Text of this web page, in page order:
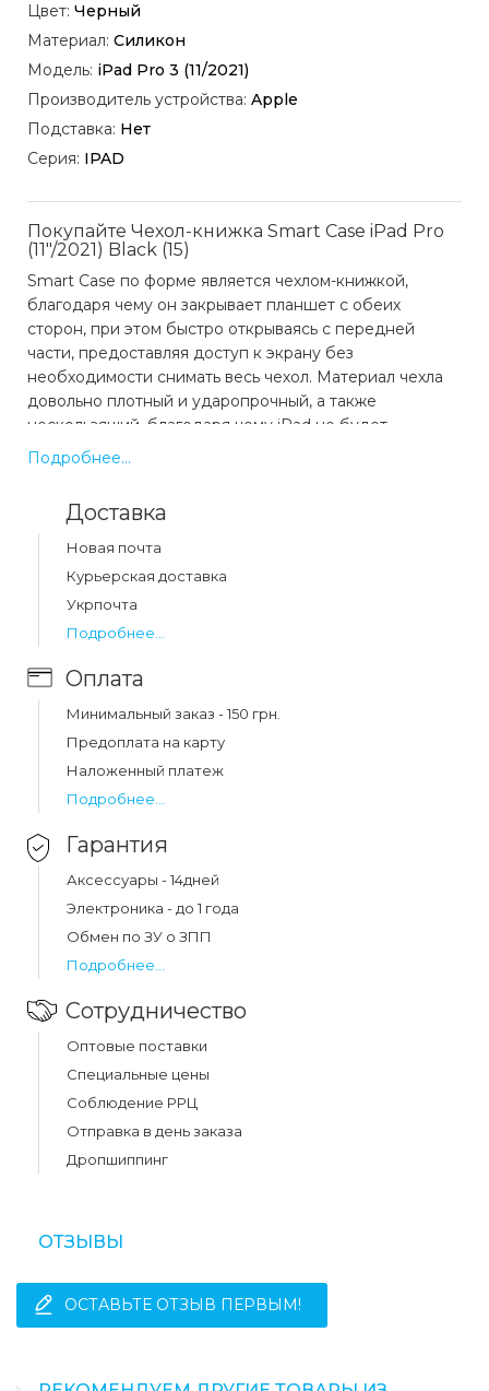
Цвет: Черный
Материал: Силикон
Модель: iPad Pro 3 (11/2021)
Производитель устройства: Apple
Подставка: Нет
Серия: IPAD
Покупайте Чехол-книжка Smart Case iPad Pro
(11"/2021) Black (15)
Smart Case по форме является чехлом-книжкой,
благодаря чему он закрывает планшет с обеих
сторон, при этом быстро открываясь с передней
части, предоставляя доступ к экрану без
необходимости снимать весь чехол. Материал чехла
довольно плотный и ударопрочный, а также
нескользящий, благодаря чему iPad не будет
выскальзывать у вас даже из мокрых рук. Также
данный чехол можно трансформировать в подставку
достаточно просто ее сложить и выгнуть назад,
благодаря магнитной части такая подставка не
развалится.
Какая цена на чехол-книжка smart case ipad
pro (11"/2021) black (15)?
Цена на чехол-книжка smart case ipad pro (11"/2021)
black (15) составляет 308 грн.
Подробнее...
Доставка
Новая почта
Курьерская доставка
Укрпочта
Подробнее...
Оплата
Минимальный заказ - 150 грн.
Предоплата на карту
Наложенный платеж
Подробнее...
Гарантия
Аксессуары - 14дней
Электроника - до 1 года
Обмен по ЗУ о ЗПП
Подробнее...
Сотрудничество
Оптовые поставки
Специальные цены
Соблюдение РРЦ
Отправка в день заказа
Дропшиппинг
ОТЗЫВЫ
ОСТАВЬТЕ ОТЗЫВ ПЕРВЫМ!